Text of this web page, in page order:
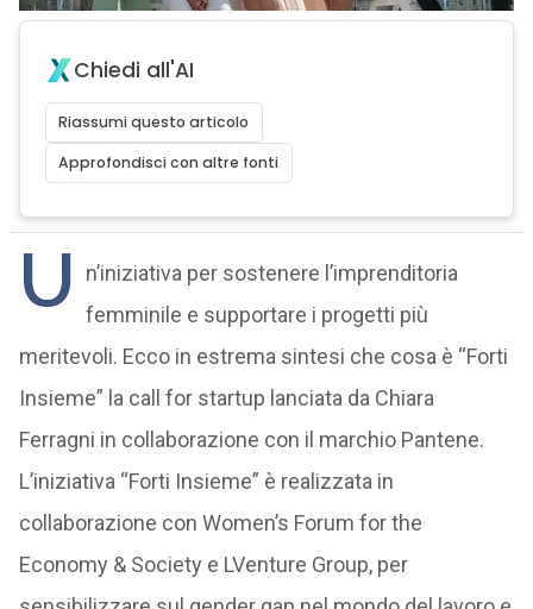
Chiedi all'AI
Riassumi questo articolo
Approfondisci con altre fonti
U
n’iniziativa per sostenere l’imprenditoria
femminile e supportare i progetti più
meritevoli. Ecco in estrema sintesi che cosa è “Forti
Insieme” la call for startup lanciata da Chiara
Ferragni in collaborazione con il marchio Pantene.
L’iniziativa “Forti Insieme” è realizzata in
collaborazione con Women’s Forum for the
Economy & Society e LVenture Group, per